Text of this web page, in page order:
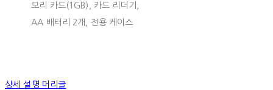
모리 카드(1GB), 카드 리더기,
AA 배터리 2개, 전용 케이스
상세 설명 머리글